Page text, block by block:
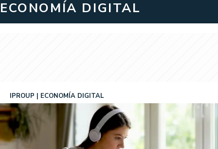
ECONOMÍA DIGITAL
IPROUP ECONOMÍA DIGITAL